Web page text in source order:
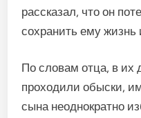
рассказал, что он
сохранить ему жизнь
По словам отца, в их
проходили обыски,
сына неоднократно